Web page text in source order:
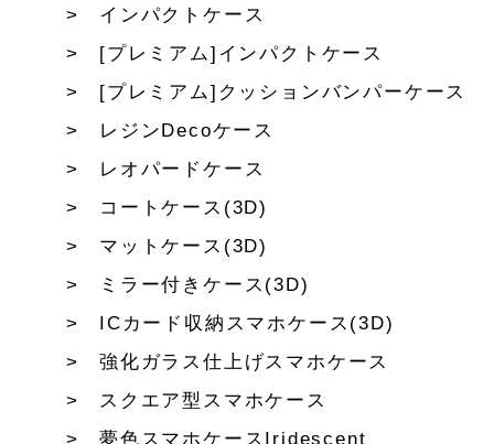
インパクトケース
[プレミアム]インパクトケース
[プレミアム]クッションバンパーケース
レジンDecoケース
レオパードケース
コートケース(3D)
マットケース(3D)
ミラー付きケース(3D)
ICカード収納スマホケース(3D)
強化ガラス仕上げスマホケース
スクエア型スマホケース
夢色スマホケースIridescent